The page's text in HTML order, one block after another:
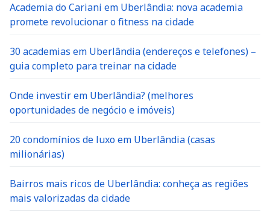
Academia do Cariani em Uberlândia: nova academia
promete revolucionar o fitness na cidade
30 academias em Uberlândia (endereços e telefones) –
guia completo para treinar na cidade
Onde investir em Uberlândia? (melhores
oportunidades de negócio e imóveis)
20 condomínios de luxo em Uberlândia (casas
milionárias)
Bairros mais ricos de Uberlândia: conheça as regiões
mais valorizadas da cidade